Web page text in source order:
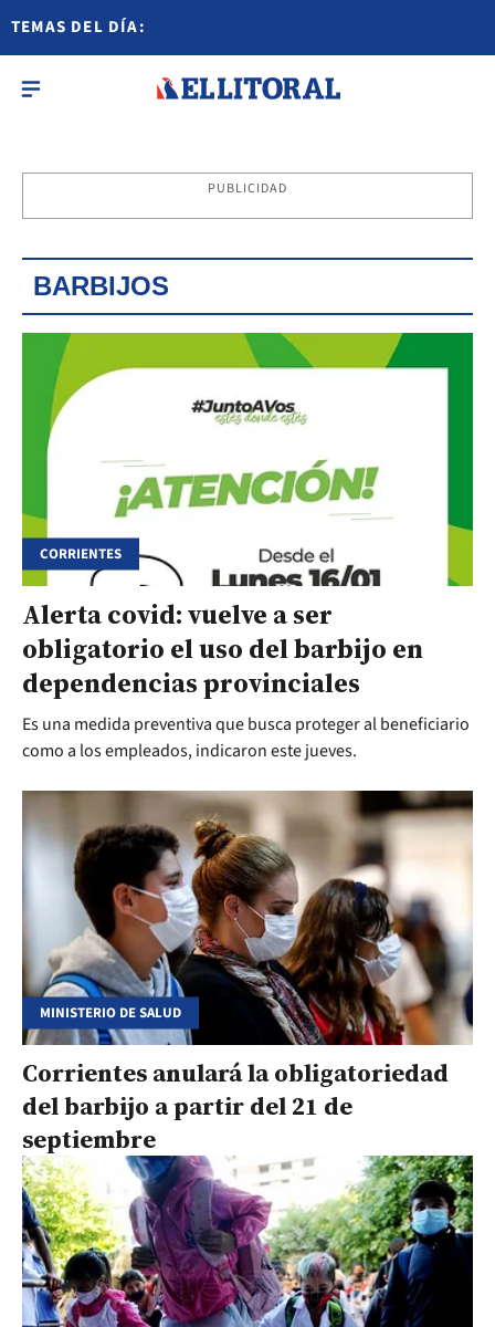
TEMAS DEL DÍA:
PUBLICIDAD
BARBIJOS
CORRIENTES
Alerta covid: vuelve a ser
obligatorio el uso del barbijo en
dependencias provinciales
Es una medida preventiva que busca proteger al beneficiario
como a los empleados, indicaron este jueves.
MINISTERIO DE SALUD
Corrientes anulará la obligatoriedad
del barbijo a partir del 21 de
septiembre